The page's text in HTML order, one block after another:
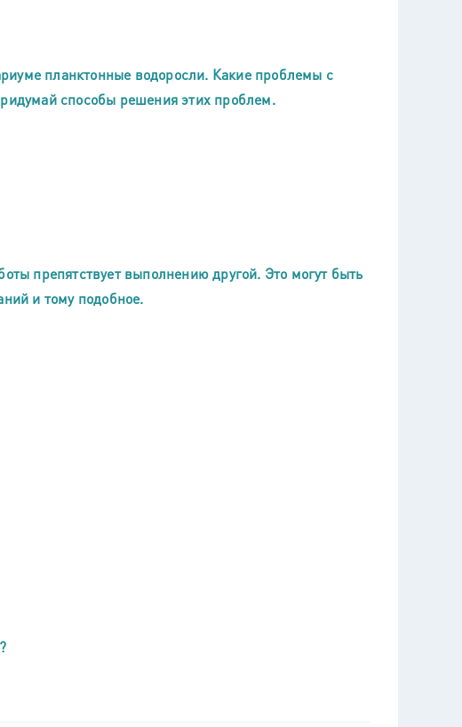
планктонные водоросли. Какие проблемы с
способы решения этих проблем.
препятствует выполнению другой. Это могут быть
и тому подобное.